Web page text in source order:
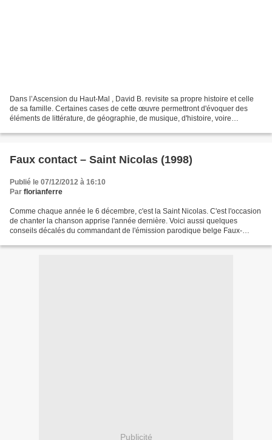
Dans l’Ascension du Haut-Mal , David B. revisite sa propre histoire et celle
de sa famille. Certaines cases de cette œuvre permettront d'évoquer des
éléments de littérature, de géographie, de musique, d'histoire, voire
Faux contact – Saint Nicolas (1998)
Publié le 07/12/2012 à 16:10
Par florianferre
Comme chaque année le 6 décembre, c'est la Saint Nicolas. C'est l'occasion
de chanter la chanson apprise l'année dernière. Voici aussi quelques
conseils décalés du commandant de l'émission parodique belge Faux-
Publicité